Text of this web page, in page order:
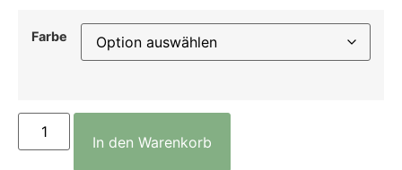
Farbe
In den Warenkorb